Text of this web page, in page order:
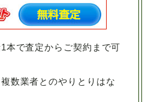
本で査定からご契約まで可
数業者とのやりとりはな